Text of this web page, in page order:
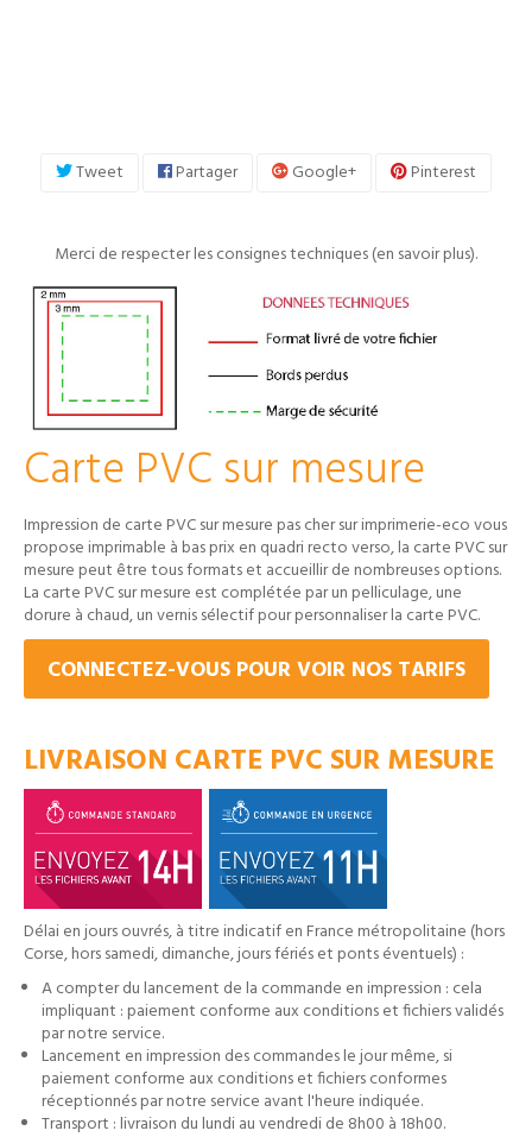
Tweet Partager Google+ Pinterest
Merci de respecter les consignes techniques (en savoir plus).
Carte PVC sur mesure
Impression de carte PVC sur mesure pas cher sur imprimerie-eco vous
propose imprimable à bas prix en quadri recto verso, la carte PVC sur
mesure peut être tous formats et accueillir de nombreuses options.
La carte PVC sur mesure est complétée par un pelliculage, une
dorure à chaud, un vernis sélectif pour personnaliser la carte PVC.
CONNECTEZ-VOUS POUR VOIR NOS TARIFS
LIVRAISON CARTE PVC SUR MESURE
Délai en jours ouvrés, à titre indicatif en France métropolitaine (hors
Corse, hors samedi, dimanche, jours fériés et ponts éventuels) :
A compter du lancement de la commande en impression : cela
impliquant : paiement conforme aux conditions et fichiers validés
par notre service.
Lancement en impression des commandes le jour même, si
paiement conforme aux conditions et fichiers conformes
réceptionnés par notre service avant l'heure indiquée.
Transport : livraison du lundi au vendredi de 8h00 à 18h00.